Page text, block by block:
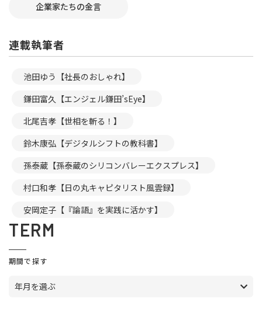
企業家たちの金言
連載執筆者
池田ゆう【社長のおしゃれ】
鎌田富久【エンジェル鎌田’sEye】
北尾吉孝【世相を斬る！】
鈴木康弘【デジタルシフトの教科書】
孫泰蔵【孫泰蔵のシリコンバレーエクスプレス】
村口和孝【日の丸キャピタリスト風雲録】
安岡定子【『論語』を実践に活かす】
TERM
期間で探す
年月を選ぶ